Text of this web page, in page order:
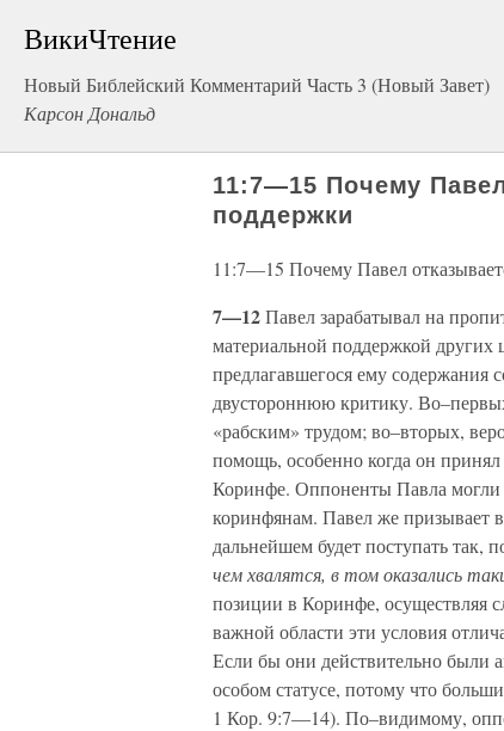
ВикиЧтение
Новый Библейский Комментарий Часть 3 (Новый Завет)
Карсон Дональд
11:7—15 Почему
поддержки
11:7—15 Почему Павел
7—12Павел зарабатывал на
материальной поддержкой других
предлагавшегося ему содержания
двустороннюю критику.
«рабским» трудом; во–вторых,
помощь, особенно когда он
Коринфе. Оппоненты Павла могли
коринфянам. Павел же призывает
дальнейшем будет поступать так,
чем хвалятся, в том оказались
позиции в Коринфе, осуществляя
важной области эти условия
Если бы они действительно были
особом статусе, потому что
1 Кор. 9:7—14). По–видимому,